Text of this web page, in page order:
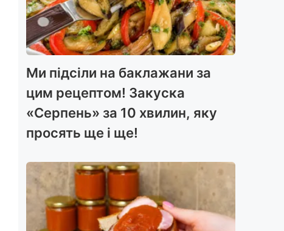
Ми підсіли на баклажани за
цим рецептом! Закуска
«Серпень» за 10 хвилин, яку
просять ще і ще!